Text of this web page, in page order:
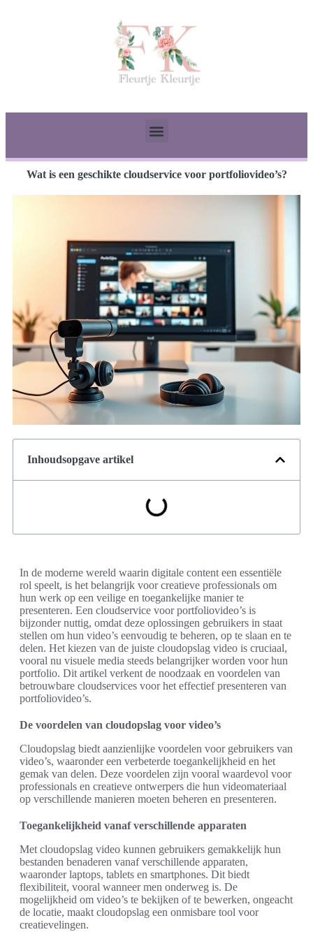
Wat is een geschikte cloudservice voor portfoliovideo’s?
Inhoudsopgave artikel
In de moderne wereld waarin digitale content een essentiële
rol speelt, is het belangrijk voor creatieve professionals om
hun werk op een veilige en toegankelijke manier te
presenteren. Een cloudservice voor portfoliovideo’s is
bijzonder nuttig, omdat deze oplossingen gebruikers in staat
stellen om hun video’s eenvoudig te beheren, op te slaan en te
delen. Het kiezen van de juiste cloudopslag video is cruciaal,
vooral nu visuele media steeds belangrijker worden voor hun
portfolio. Dit artikel verkent de noodzaak en voordelen van
betrouwbare cloudservices voor het effectief presenteren van
portfoliovideo’s.
De voordelen van cloudopslag voor video’s
Cloudopslag biedt aanzienlijke voordelen voor gebruikers van
video’s, waaronder een verbeterde toegankelijkheid en het
gemak van delen. Deze voordelen zijn vooral waardevol voor
professionals en creatieve ontwerpers die hun videomateriaal
op verschillende manieren moeten beheren en presenteren.
Toegankelijkheid vanaf verschillende apparaten
Met cloudopslag video kunnen gebruikers gemakkelijk hun
bestanden benaderen vanaf verschillende apparaten,
waaronder laptops, tablets en smartphones. Dit biedt
flexibiliteit, vooral wanneer men onderweg is. De
mogelijkheid om video’s te bekijken of te bewerken, ongeacht
de locatie, maakt cloudopslag een onmisbare tool voor
creatievelingen.